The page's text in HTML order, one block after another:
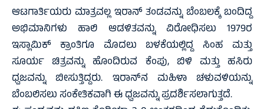
ಆಟಗಾರ್ತಿಯರು ಮಾತ್ರವಲ್ಲ ಇರಾನ್‌ ತಂಡವನ್ನು ಬೆಂಬಲಕ್ಕೆ ಬಂದಿದ್ದ
ಅಭಿಮಾನಿಗಳು ಹಾಲಿ ಆಡಳಿತವನ್ನು ವಿರೋಧಿಸಲು 1979ರ
ಇಸ್ಲಾಮಿಕ್‌ ಕ್ರಾಂತಿಗೂ ಮೊದಲು ಬಳಕೆಯಲ್ಲಿದ್ದ ಸಿಂಹ ಮತ್ತು
ಸೂರ್ಯ ಚಿತ್ರವನ್ನು ಹೊಂದಿರುವ ಕೆಂಪು, ಬಿಳಿ ಮತ್ತು ಹಸಿರು
ಧ್ವಜವನ್ನು ಬೀಸುತ್ತಿದ್ದರು. ಇರಾನ್‌ನ ಮಹಿಳಾ ಚಳುವಳಿಯನ್ನು
ಬೆಂಬಲಿಸಲು ಸಂಕೇತಿಕವಾಗಿ ಈ ಧ್ವಜವನ್ನು ಪ್ರದರ್ಶಿಸಲಾಗುತ್ತದೆ.